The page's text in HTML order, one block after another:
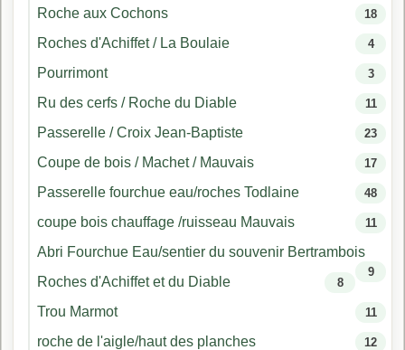
Roche aux Cochons 18
Roches d'Achiffet / La Boulaie 4
Pourrimont 3
Ru des cerfs / Roche du Diable 11
Passerelle / Croix Jean-Baptiste 23
Coupe de bois / Machet / Mauvais 17
Passerelle fourchue eau/roches Todlaine 48
coupe bois chauffage /ruisseau Mauvais 11
Abri Fourchue Eau/sentier du souvenir Bertrambois
9
Roches d'Achiffet et du Diable 8
Trou Marmot 11
roche de l'aigle/haut des planches 12